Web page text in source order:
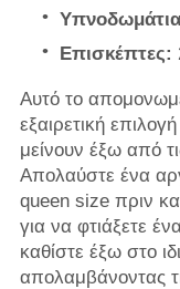
Επισκέπτες:
Αυτό το
εξαιρετική
μείνουν έξω από
Απολαύστε ένα
queen size πριν
για να φτιάξετε
καθίστε έξω στο
απολαμβάνοντας